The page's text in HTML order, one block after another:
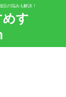
の悩みも解決！
す